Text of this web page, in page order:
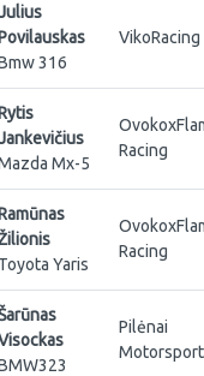
316
VikoRacing
Mx-5
Racing
Toyota Yaris
Racing
Pilėnai
Motorsport